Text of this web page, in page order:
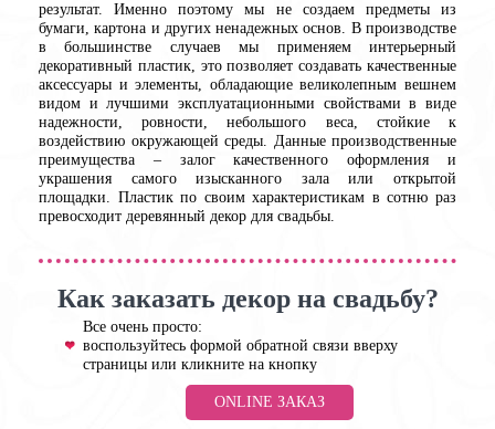
результат. Именно поэтому мы не создаем предметы из
бумаги, картона и других ненадежных основ. В производстве
в большинстве случаев мы применяем интерьерный
декоративный пластик, это позволяет создавать качественные
аксессуары и элементы, обладающие великолепным вешнем
видом и лучшими эксплуатационными свойствами в виде
надежности, ровности, небольшого веса, стойкие к
воздействию окружающей среды. Данные производственные
преимущества – залог качественного оформления и
украшения самого изысканного зала или открытой
площадки. Пластик по своим характеристикам в сотню раз
превосходит деревянный декор для свадьбы.
Как заказать декор на свадьбу?
Все очень просто:
воспользуйтесь формой обратной связи вверху
страницы или кликните на кнопку
ONLINE ЗАКАЗ